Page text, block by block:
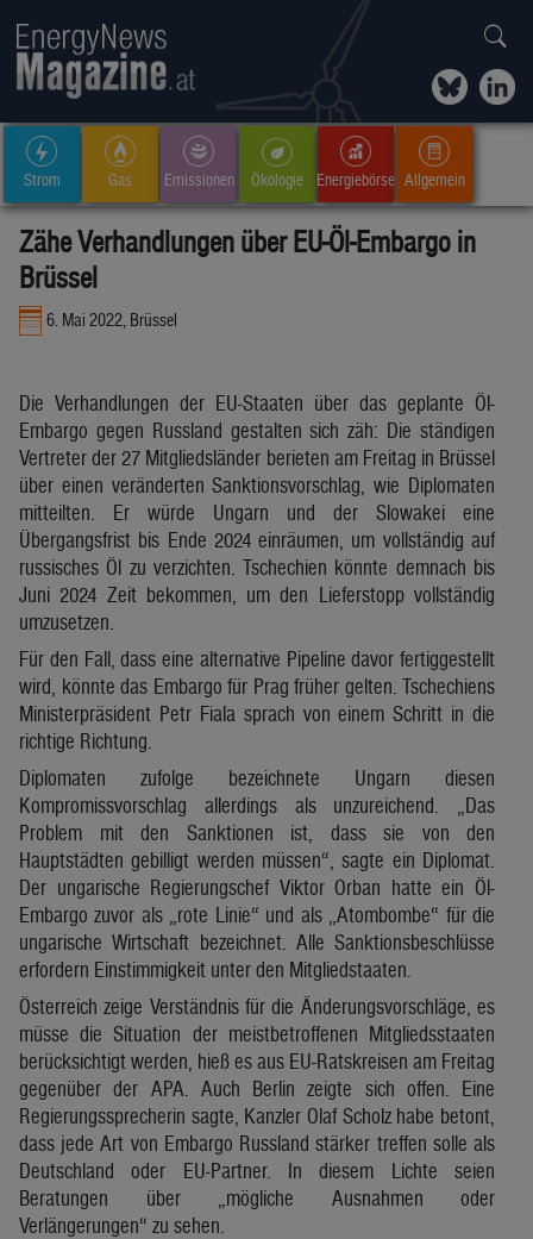
Strom Gas Emissionen Ökologie Energiebörse Allgemein
Zähe Verhandlungen über EU-Öl-Embargo in
Brüssel
6. Mai 2022, Brüssel
Die Verhandlungen der EU-Staaten über das geplante Öl-
Embargo gegen Russland gestalten sich zäh: Die ständigen
Vertreter der 27 Mitgliedsländer berieten am Freitag in Brüssel
über einen veränderten Sanktionsvorschlag, wie Diplomaten
mitteilten. Er würde Ungarn und der Slowakei eine
Übergangsfrist bis Ende 2024 einräumen, um vollständig auf
russisches Öl zu verzichten. Tschechien könnte demnach bis
Juni 2024 Zeit bekommen, um den Lieferstopp vollständig
umzusetzen.
Für den Fall, dass eine alternative Pipeline davor fertiggestellt
wird, könnte das Embargo für Prag früher gelten. Tschechiens
Ministerpräsident Petr Fiala sprach von einem Schritt in die
richtige Richtung.
Diplomaten zufolge bezeichnete Ungarn diesen
Kompromissvorschlag allerdings als unzureichend. „Das
Problem mit den Sanktionen ist, dass sie von den
Hauptstädten gebilligt werden müssen“, sagte ein Diplomat.
Der ungarische Regierungschef Viktor Orban hatte ein Öl-
Embargo zuvor als „rote Linie“ und als „Atombombe“ für die
ungarische Wirtschaft bezeichnet. Alle Sanktionsbeschlüsse
erfordern Einstimmigkeit unter den Mitgliedstaaten.
Österreich zeige Verständnis für die Änderungsvorschläge, es
müsse die Situation der meistbetroffenen Mitgliedsstaaten
berücksichtigt werden, hieß es aus EU-Ratskreisen am Freitag
gegenüber der APA. Auch Berlin zeigte sich offen. Eine
Regierungssprecherin sagte, Kanzler Olaf Scholz habe betont,
dass jede Art von Embargo Russland stärker treffen solle als
Deutschland oder EU-Partner. In diesem Lichte seien
Beratungen über „mögliche Ausnahmen oder
Verlängerungen“ zu sehen.